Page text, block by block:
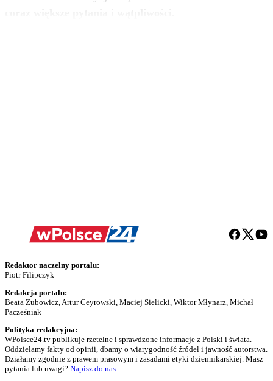
zobacz więcej
Redaktor naczelny portalu:
Piotr Filipczyk
Redakcja portalu:
Beata Zubowicz, Artur Ceyrowski, Maciej Sielicki, Wiktor Młynarz, Michał
Pacześniak
Polityka redakcyjna:
WPolsce24.tv publikuje rzetelne i sprawdzone informacje z Polski i świata.
Oddzielamy fakty od opinii, dbamy o wiarygodność źródeł i jawność autorstwa.
Działamy zgodnie z prawem prasowym i zasadami etyki dziennikarskiej. Masz
pytania lub uwagi? Napisz do nas.